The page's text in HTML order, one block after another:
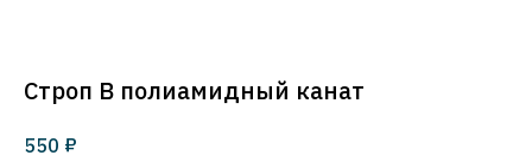
Строп В полиамидный канат
550 ₽